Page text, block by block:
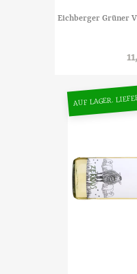
Eichberger Grüner
AUF LAGER.